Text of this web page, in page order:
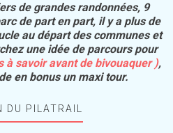
de grandes randonnées, 9
de part en part, il y a plus de
au départ des communes et
une idée de parcours pour
savoir avant de bivouaquer ),
en bonus un maxi tour.
DU PILATRAIL